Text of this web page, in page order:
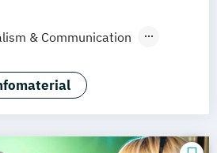
& Communication
Design